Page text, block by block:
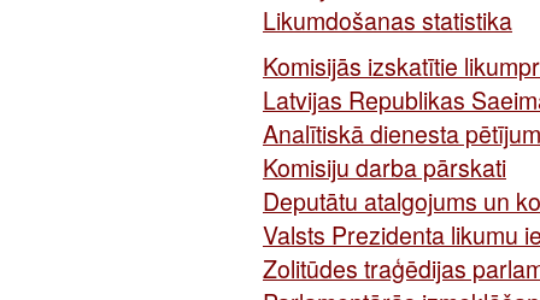
Likumdošanas statistika
Komisijās izskatītie
Latvijas Republikas
Analītiskā dienesta
Komisiju darba pārskati
Deputātu atalgojums un
Valsts Prezidenta likumu
Zolitūdes traģēdijas